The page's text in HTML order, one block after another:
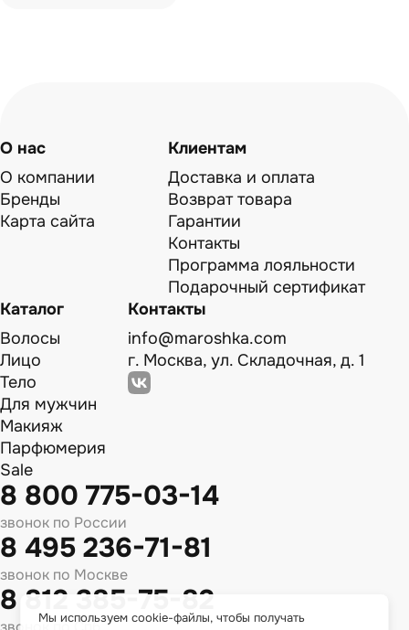
О нас
О компании
Бренды
Карта сайта
Клиентам
Доставка и оплата
Возврат товара
Гарантии
Контакты
Программа лояльности
Подарочный сертификат
Каталог
Волосы
Лицо
Тело
Для мужчин
Макияж
Парфюмерия
Sale
Контакты
info@maroshka.com
г. Москва, ул. Складочная, д. 1
8 800 775-03-14
звонок по России
8 495 236-71-81
звонок по Москве
8 812 385-75-82
Мы используем cookie-файлы, чтобы получать